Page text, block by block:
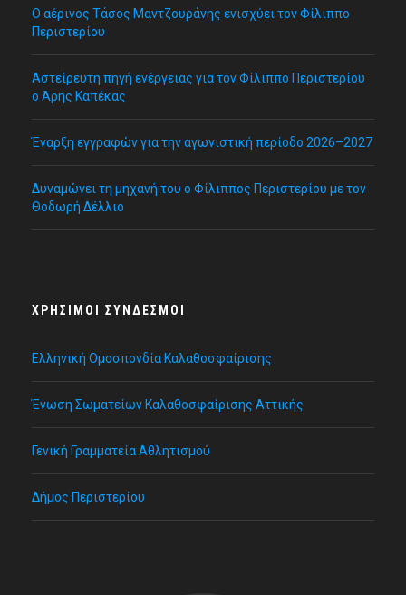
Ο αέρινος Τάσος Μαντζουράνης ενισχύει τον Φίλιππο
Περιστερίου
Αστείρευτη πηγή ενέργειας για τον Φίλιππο Περιστερίου
ο Άρης Καπέκας
Έναρξη εγγραφών για την αγωνιστική περίοδο 2026–2027
Δυναμώνει τη μηχανή του ο Φίλιππος Περιστερίου με τον
Θοδωρή Δέλλιο
ΧΡΉΣΙΜΟΙ ΣΎΝΔΕΣΜΟΙ
Ελληνική Ομοσπονδία Καλαθοσφαίρισης
Ένωση Σωματείων Καλαθοσφαίρισης Αττικής
Γενική Γραμματεία Αθλητισμού
Δήμος Περιστερίου